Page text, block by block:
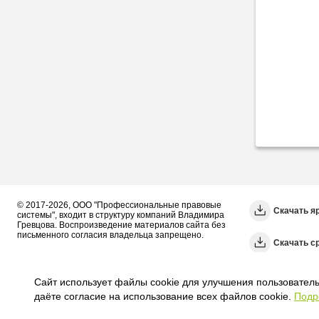
Сайт использует файлы cookie для улучшения
даёте согласие на использование всех файлов cookie.
© 2017-2026, ООО "Профессиональные правовые
системы", входит в структуру компаний Владимира
Гревцова. Воспроизведение материалов сайта без
письменного согласия владельца запрещено.
Скачать
Cкачать